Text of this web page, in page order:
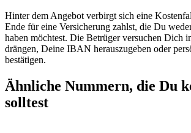
Hinter dem Angebot verbirgt sich eine
Ende für eine Versicherung zahlst, die Du
haben möchtest. Die Betrüger versuchen Dich
drängen, Deine IBAN herauszugeben oder
bestätigen.
Ähnliche Nummern, die Du
solltest